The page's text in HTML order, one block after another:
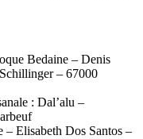
Bedaine – Denis
– 67000
: Dal’alu –
– Elisabeth Dos Santos –